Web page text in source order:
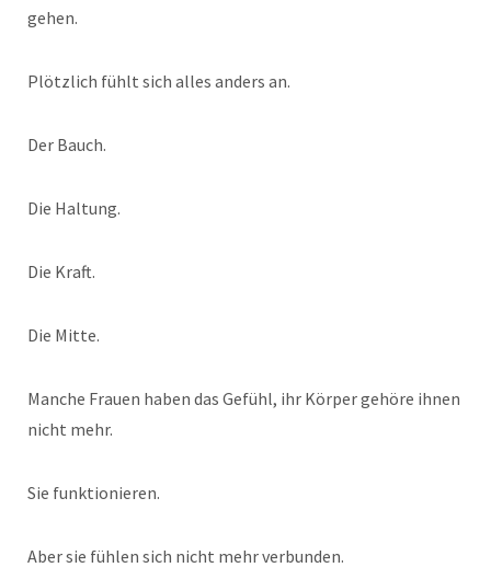
gehen.
Plötzlich fühlt sich alles anders an.
Der Bauch.
Die Haltung.
Die Kraft.
Die Mitte.
Manche Frauen haben das Gefühl, ihr Körper gehöre ihnen
nicht mehr.
Sie funktionieren.
Aber sie fühlen sich nicht mehr verbunden.